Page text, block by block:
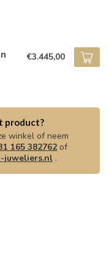
€3.445,00
product?
winkel of neem
165 382762of
juweliers.nl .